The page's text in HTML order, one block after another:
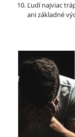
Ľudí najviac
ani základné